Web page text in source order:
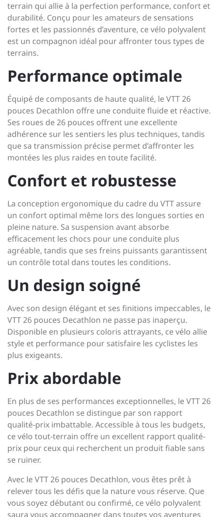
terrain qui allie à la perfection performance, confort et
durabilité. Conçu pour les amateurs de sensations
fortes et les passionnés d’aventure, ce vélo polyvalent
est un compagnon idéal pour affronter tous types de
terrains.
Performance optimale
Équipé de composants de haute qualité, le VTT 26
pouces Decathlon offre une conduite fluide et réactive.
Ses roues de 26 pouces offrent une excellente
adhérence sur les sentiers les plus techniques, tandis
que sa transmission précise permet d’affronter les
montées les plus raides en toute facilité.
Confort et robustesse
La conception ergonomique du cadre du VTT assure
un confort optimal même lors des longues sorties en
pleine nature. Sa suspension avant absorbe
efficacement les chocs pour une conduite plus
agréable, tandis que ses freins puissants garantissent
un contrôle total dans toutes les conditions.
Un design soigné
Avec son design élégant et ses finitions impeccables, le
VTT 26 pouces Decathlon ne passe pas inaperçu.
Disponible en plusieurs coloris attrayants, ce vélo allie
style et performance pour satisfaire les cyclistes les
plus exigeants.
Prix abordable
En plus de ses performances exceptionnelles, le VTT 26
pouces Decathlon se distingue par son rapport
qualité-prix imbattable. Accessible à tous les budgets,
ce vélo tout-terrain offre un excellent rapport qualité-
prix pour ceux qui recherchent un produit fiable sans
se ruiner.
Avec le VTT 26 pouces Decathlon, vous êtes prêt à
relever tous les défis que la nature vous réserve. Que
vous soyez débutant ou confirmé, ce vélo polyvalent
saura vous accompagner dans toutes vos aventures